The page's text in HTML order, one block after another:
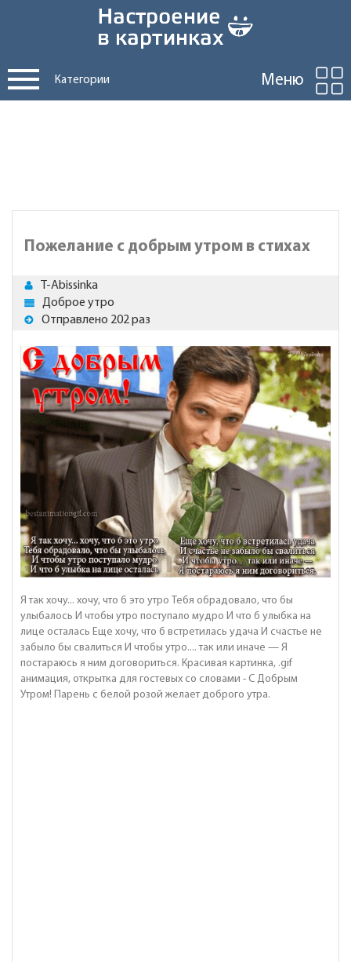
Категории Меню
Пожелание с добрым утром в стихах
T-Abissinka
Доброе утро
Отправлено 202 раз
Я так хочу... хочу, что б это утро Тебя обрадовало, что бы
улыбалось И чтобы утро поступало мудро И что б улыбка на
лице осталась Еще хочу, что б встретилась удача И счастье не
забыло бы свалиться И чтобы утро.... так или иначе — Я
постараюсь я ним договориться. Красивая картинка, .gif
анимация, открытка для гостевых со словами - С Добрым
Утром! Парень с белой розой желает доброго утра.